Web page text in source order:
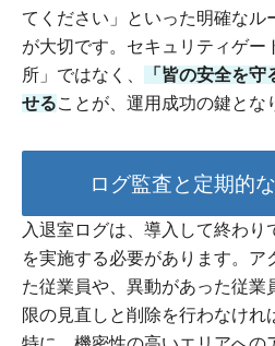
てください」といった明確なル
が大切です。セキュリティゲー
所」ではなく、
「皆の安全を
せることが、運用成功の鍵とな
ログ監査と定期的
入退室ログは、導入して終わり
を実施する必要があります。ア
た従業員や、異動があった従業
限の見直しと削除を行わなけれ